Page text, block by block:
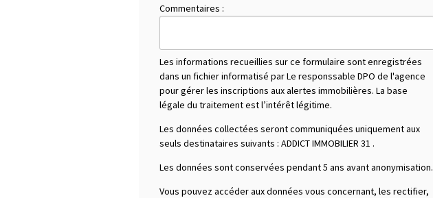
Commentaires :
Les informations recueillies sur ce formulaire sont enregistrées
dans un fichier informatisé par Le responssable DPO de l'agence
pour gérer les inscriptions aux alertes immobilières. La base
légale du traitement est l’intérêt légitime.
Les données collectées seront communiquées uniquement aux
seuls destinataires suivants : ADDICT IMMOBILIER 31 .
Les données sont conservées pendant 5 ans avant anonymisation.
Vous pouvez accéder aux données vous concernant, les rectifier,